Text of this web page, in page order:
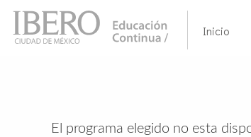
Inicio